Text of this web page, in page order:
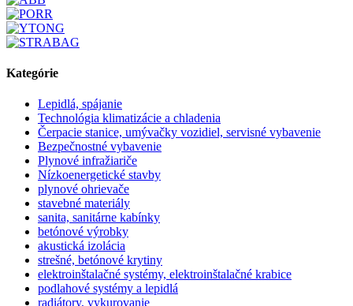
Kategórie
Lepidlá, spájanie
Technológia klimatizácie a chladenia
Čerpacie stanice, umývačky vozidiel, servisné vybavenie
Bezpečnostné vybavenie
Plynové infražiariče
Nízkoenergetické stavby
plynové ohrievače
stavebné materiály
sanita, sanitárne kabínky
betónové výrobky
akustická izolácia
strešné, betónové krytiny
elektroinštalačné systémy, elektroinštalačné krabice
podlahové systémy a lepidlá
radiátory, vykurovanie